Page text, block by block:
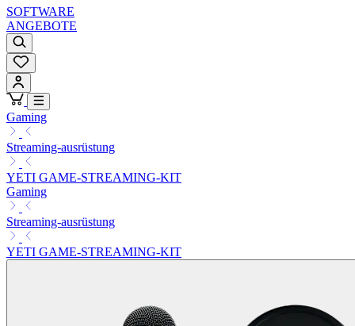
SOFTWARE
ANGEBOTE
Gaming
Streaming-ausrüstung
YETI GAME-STREAMING-KIT
Gaming
Streaming-ausrüstung
YETI GAME-STREAMING-KIT